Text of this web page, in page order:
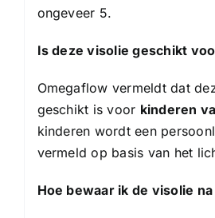
ongeveer 5.
Is deze visolie geschikt
Omegaflow vermeldt dat
geschikt is voor kinderen
kinderen wordt een
vermeld op basis van het
Hoe bewaar ik de visolie